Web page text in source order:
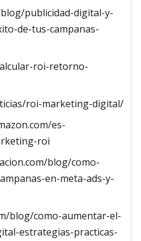
publicidad-digital-y-
de-tus-campanas-
roi-retorno-
roi-marketing-digital/
es-
roi
blog/como-
en-meta-ads-y-
blog/como-aumentar-el-
estrategias-practicas-